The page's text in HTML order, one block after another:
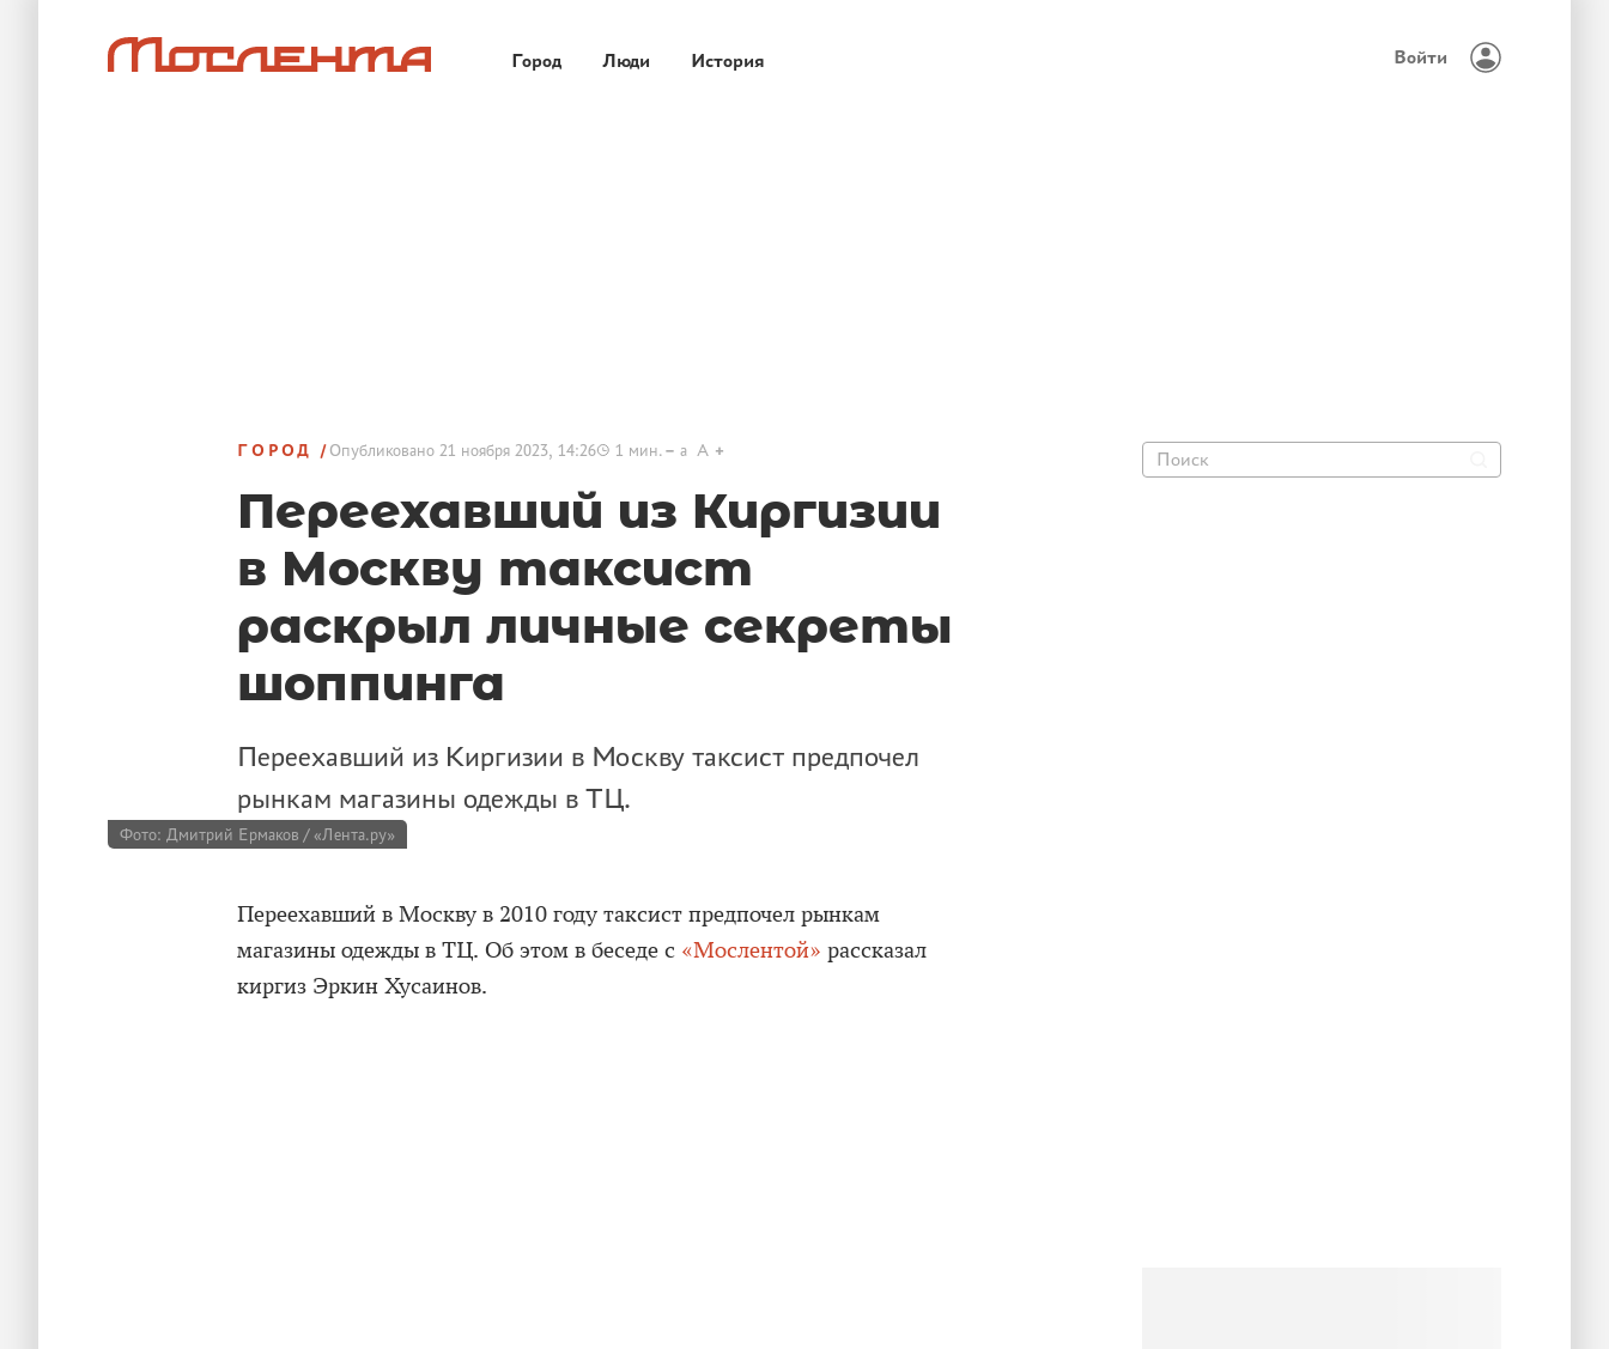
Город Люди История Войти
ГОРОД Опубликовано 21 ноября 2023, 14:26 1 мин. a A
Переехавший из Киргизии
в Москву таксист
раскрыл личные секреты
шоппинга
Переехавший из Киргизии в Москву таксист предпочел
рынкам магазины одежды в ТЦ.
Фото: Дмитрий Ермаков / «Лента.ру»
Переехавший в Москву в 2010 году таксист предпочел рынкам
магазины одежды в ТЦ. Об этом в беседе с «Мослентой» рассказал
киргиз Эркин Хусаинов.